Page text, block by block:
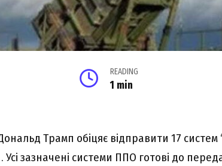
READING
1 min
Трамп обіцяє відправити 17 систем
зазначені системи ППО готові до